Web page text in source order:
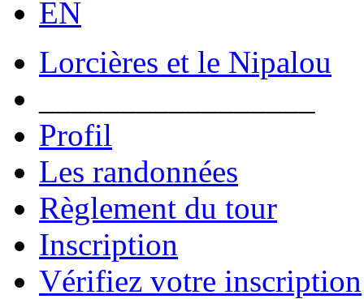
Lorcières et le Nipalou
Profil
Les randonnées
Règlement du tour
Inscription
Vérifiez votre inscription